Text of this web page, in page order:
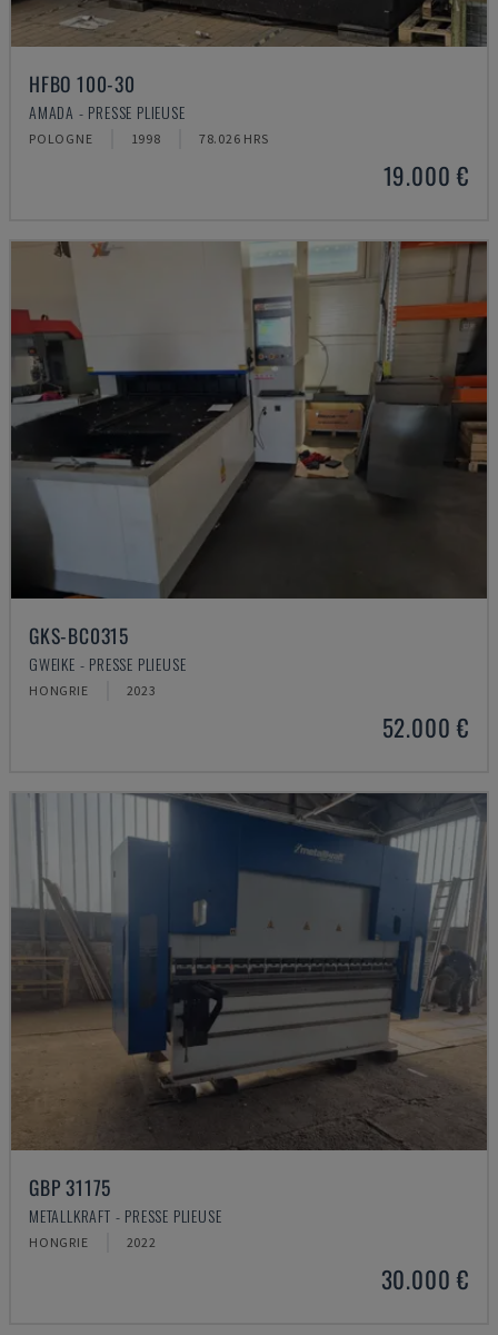
HFBO 100-30
AMADA - PRESSE PLIEUSE
POLOGNE 1998 78.026 HRS
19.000 €
GKS-BC0315
GWEIKE - PRESSE PLIEUSE
HONGRIE 2023
52.000 €
GBP 31175
METALLKRAFT - PRESSE PLIEUSE
HONGRIE 2022
30.000 €